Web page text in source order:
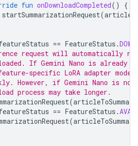
fun onDownloadCompleted()
{
startSummarizationRequest(
== FeatureStatus .
request will automatically
If Gemini Nano is already
specific LoRA adapter model
However, if Gemini Nano is not
process may take longer.
(
== FeatureStatus .
(